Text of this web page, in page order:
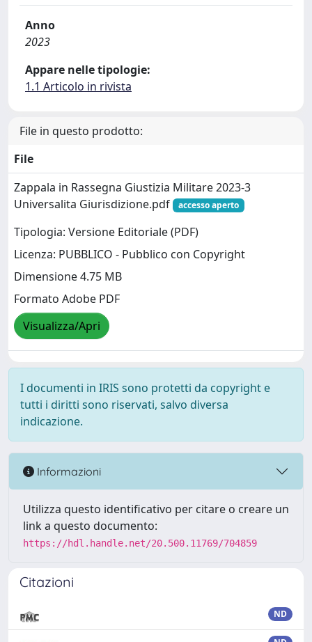
Anno
2023
Appare nelle tipologie:
1.1 Articolo in rivista
File in questo prodotto:
File
Zappala in Rassegna Giustizia Militare 2023-3
Universalita Giurisdizione.pdf
accesso aperto
Tipologia: Versione Editoriale (PDF)
Licenza: PUBBLICO - Pubblico con Copyright
Dimensione 4.75 MB
Formato Adobe PDF
Visualizza/Apri
I documenti in IRIS sono protetti da copyright e
tutti i diritti sono riservati, salvo diversa
indicazione.
Informazioni
Utilizza questo identificativo per citare o creare un
link a questo documento:
https://hdl.handle.net/20.500.11769/704859
Citazioni
ND